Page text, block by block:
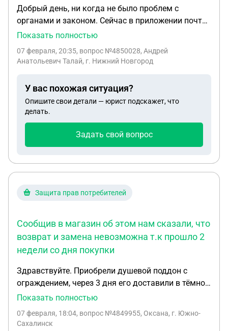
Добрый день, ни когда не было проблем с
органами и законом. Сейчас в приложении почта
России вижу что мне отправлено письмо от
что это может быть, переживаю голову сломал!
Показать полностью
07 февраля, 20:35, вопрос №4850028, Андрей
Анатольевич Талай, г. Нижний Новгород
У вас похожая ситуация?
Опишите свои детали — юрист подскажет, что
делать.
Задать свой вопрос
Защита прав потребителей
Сообщив в магазин об этом нам сказали, что
возврат и замена невозможна т.к прошло 2
недели со дня покупки
Здравствуйте. Приобрели душевой поддон с
ограждением, через 3 дня его доставили в тёмное
время суток вид был хороший, но через две
поддоне, осмотрев его выяснилось, что это
Показать полностью
07 февраля, 18:04, вопрос №4849955, Оксана, г. Южно-
Сахалинск